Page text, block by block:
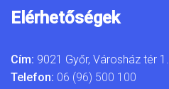
Elérhetőségek
Cím: 9021 Győr, Városház tér 1.
Telefon: 06 (96) 500 100